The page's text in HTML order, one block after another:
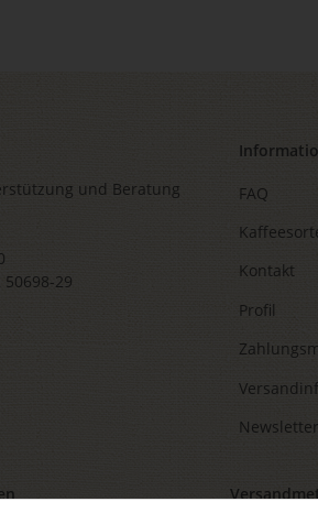
und Beratung
50698-29
FAQ
Kontakt
Profil
Newsletter